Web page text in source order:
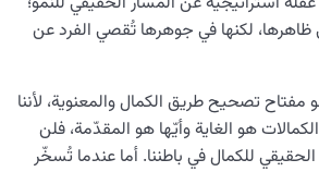
لكنها في جوهرها تُقصي الفرد عن
مفتاح تصحيح طريق الكمال والمعنوية، لأننا
هو الغاية وأيّها هو المقدّمة، فلن
للكمال في باطننا. أما عندما تُسخّر